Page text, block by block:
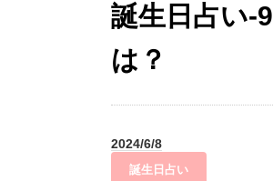
誕生日占い-
は？
2024/6/8
誕生日占い